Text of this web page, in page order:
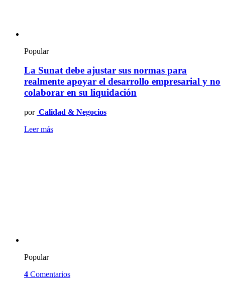
Popular
La Sunat debe ajustar sus normas para
realmente apoyar el desarrollo empresarial y no
colaborar en su liquidación
por Calidad & Negocios
Leer más
Popular
4 Comentarios